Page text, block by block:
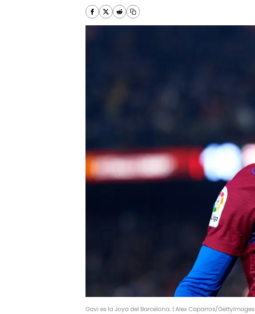
Gavi es la Joya del Barcelona. | Alex Caparros/GettyImages